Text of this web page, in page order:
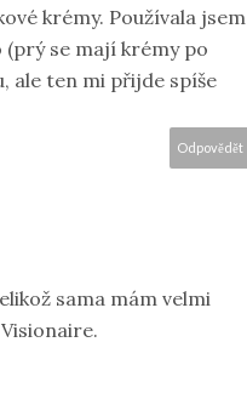
krémy. Používala jsem
(prý se mají krémy po
ale ten mi přijde spíše
Odpovědět
sama mám velmi